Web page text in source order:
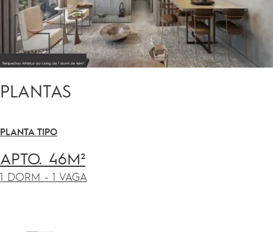
Perspectiva Artistica do Living de 1 dorm de 46m²
PLANTAS
PLANTA TIPO
APTO. 46M²
1 DORM - 1 VAGA